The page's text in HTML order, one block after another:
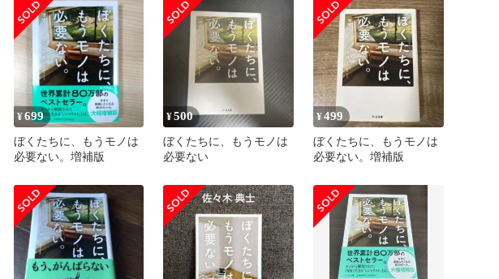
¥699
ぼくたちに、もうモノは
必要ない。増補版
¥500
ぼくたちに、もうモノは
必要ない
¥499
ぼくたちに、もうモノは
必要ない。増補版